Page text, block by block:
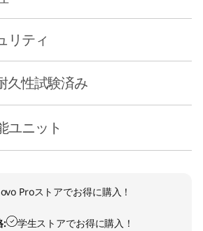
リティ
久性試験済み
ユニット
Proストアでお得に購入！
:
学生ストアでお得に購入！